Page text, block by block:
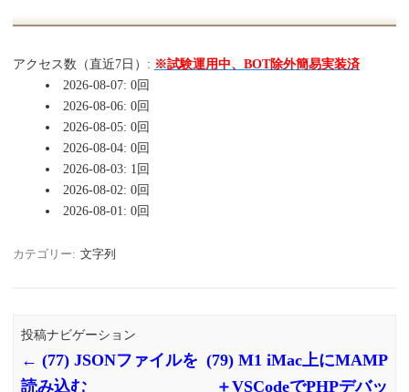
アクセス数（直近7日）: ※試験運用中、BOT除外簡易実装済
2026-08-07: 0回
2026-08-06: 0回
2026-08-05: 0回
2026-08-04: 0回
2026-08-03: 1回
2026-08-02: 0回
2026-08-01: 0回
カテゴリー: 文字列
投稿ナビゲーション
← (77) JSONファイルを
読み込む
(79) M1 iMac上にMAMP
＋VSCodeでPHPデバッ